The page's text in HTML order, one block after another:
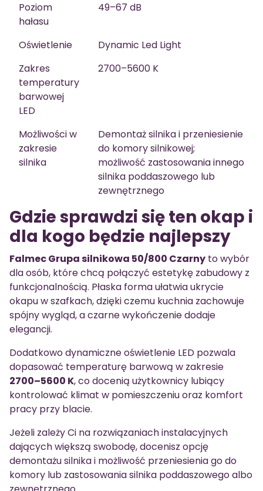
Poziom
hałasu
49–67 dB
Oświetlenie
Dynamic Led Light
Zakres
temperatury
barwowej
LED
2700–5600 K
Możliwości w
zakresie
silnika
Demontaż silnika i przeniesienie
do komory silnikowej;
możliwość zastosowania innego
silnika poddaszowego lub
zewnętrznego
Gdzie sprawdzi się ten okap i
dla kogo będzie najlepszy
Falmec Grupa silnikowa 50/800 Czarny to wybór
dla osób, które chcą połączyć estetykę zabudowy z
funkcjonalnością. Płaska forma ułatwia ukrycie
okapu w szafkach, dzięki czemu kuchnia zachowuje
spójny wygląd, a czarne wykończenie dodaje
elegancji.
Dodatkowo dynamiczne oświetlenie LED pozwala
dopasować temperaturę barwową w zakresie
2700–5600 K, co docenią użytkownicy lubiący
kontrolować klimat w pomieszczeniu oraz komfort
pracy przy blacie.
Jeżeli zależy Ci na rozwiązaniach instalacyjnych
dających większą swobodę, docenisz opcję
demontażu silnika i możliwość przeniesienia go do
komory lub zastosowania silnika poddaszowego albo